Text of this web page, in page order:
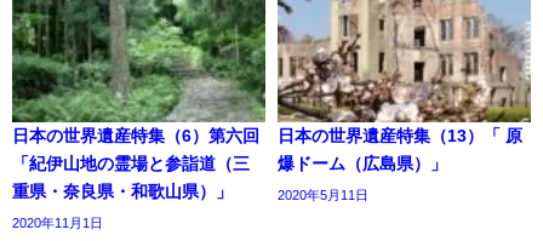
日本の世界遺産特集（6）第六回
「紀伊山地の霊場と参詣道（三
重県・奈良県・和歌山県）」
2020年11月1日
日本の世界遺産特集（13）「 原
爆ドーム（広島県）」
2020年5月11日